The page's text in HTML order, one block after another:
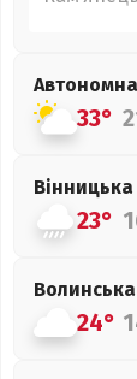
33°
Вінницька
23°
Волинська
24°